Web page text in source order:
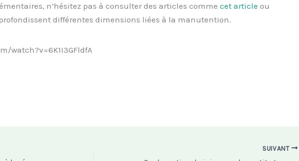
n’hésitez pas à consulter des articles comme cet article ou
différentes dimensions liées à la manutention.
watch?v=6K1I3GFldfA
SUIVANT